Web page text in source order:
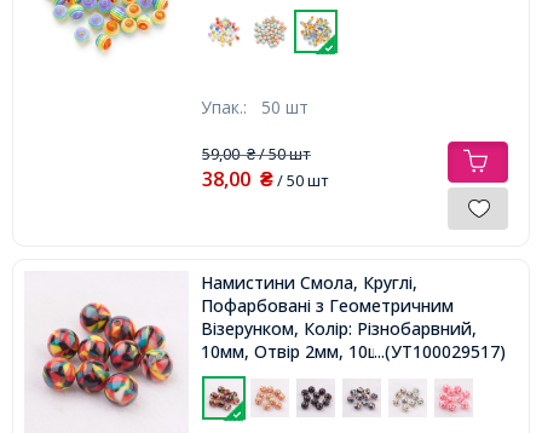
Упак.: 50 шт
59,00₴/ 50 шт
38,00 ₴/ 50 шт
Намистини Смола, Круглі,
Пофарбовані з Геометричним
Візерунком, Колір: Різнобарвний,
10мм, Отвір 2мм, 10шт/упаковка,
...(УТ100029517)